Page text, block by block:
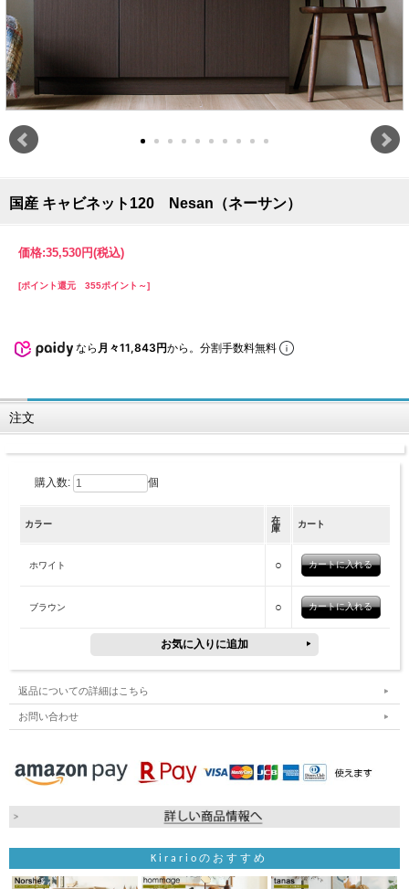
国産 キャビネット120 Nesan（ネーサン）
価格:35,530円(税込)
[ポイント還元 355ポイント～]
なら 月々11,843円から。分割手数料無料
注文
購入数: 個
カラー
在
庫
カート
ホワイト ○
ブラウン ○
返品についての詳細はこちら
お問い合わせ
Kirarioのおすすめ